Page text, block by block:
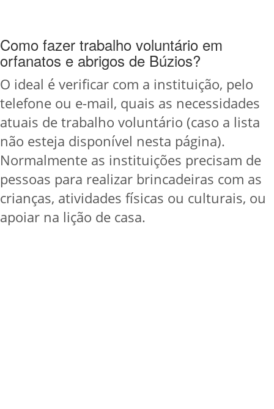
Como fazer trabalho voluntário em
orfanatos e abrigos de Búzios?
O ideal é verificar com a instituição, pelo
telefone ou e-mail, quais as necessidades
atuais de trabalho voluntário (caso a lista
não esteja disponível nesta página).
Normalmente as instituições precisam de
pessoas para realizar brincadeiras com as
crianças, atividades físicas ou culturais, ou
apoiar na lição de casa.